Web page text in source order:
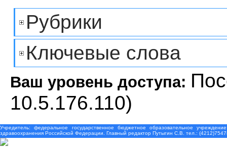
Рубрики
Ключевые слова
Ваш уровень доступа:
10.5.176.110)
Учредитель: федеральное государственное бюджетное образовательное
здравоохранения Российской Федерации. Главный редактор Путыгин С.В. тел.: